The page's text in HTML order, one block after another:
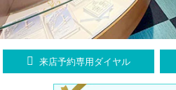
ダイヤモンド仕入れのこだわり
指輪の品質・特徴
ブランドコンセプト
お客様への想い
ブライダルリングへの想い
サービス
シークレットストーン
ニュース・フェア
来店予約専用ダイヤル